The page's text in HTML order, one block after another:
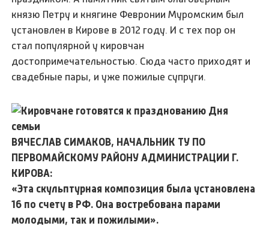
князю Петру и княгине Февронии Муромским был
установлен в Кирове в 2012 году. И с тех пор он
стал популярной у кировчан
достопримечательностью. Сюда часто приходят и
свадебные пары, и уже пожилые супруги.
ВЯЧЕСЛАВ СИМАКОВ, НАЧАЛЬНИК ТУ ПО
ПЕРВОМАЙСКОМУ РАЙОНУ АДМИНИСТРАЦИИ Г.
КИРОВА:
«Эта скульптурная композиция была установлена
16 по счету в РФ. Она востребована парами
молодыми, так и пожилыми».